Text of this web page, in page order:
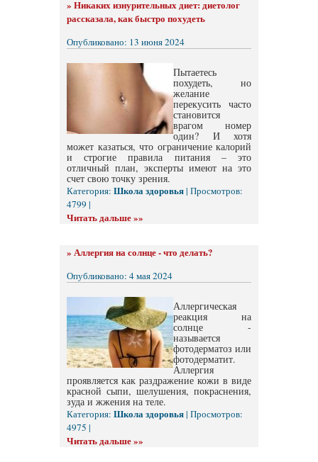
» Никаких изнурительных диет: диетолог
рассказала, как быстро похудеть
Опубликовано: 13 июня 2024
Пытаетесь
похудеть, но
желание
перекусить часто
становится
врагом номер
один? И хотя
может казаться, что ограничение калорий
и строгие правила питания – это
отличный план, эксперты имеют на это
счет свою точку зрения.
Категория: Школа здоровья| Просмотров:
4799 |
Читать дальше »»
» Аллергия на солнце - что делать?
Опубликовано: 4 мая 2024
Аллергическая
реакция на
солнце -
называется
фотодерматоз или
фотодерматит.
Аллергия
проявляется как раздражение кожи в виде
красной сыпи, шелушения, покраснения,
зуда и жжения на теле.
Категория: Школа здоровья| Просмотров:
4975 |
Читать дальше »»